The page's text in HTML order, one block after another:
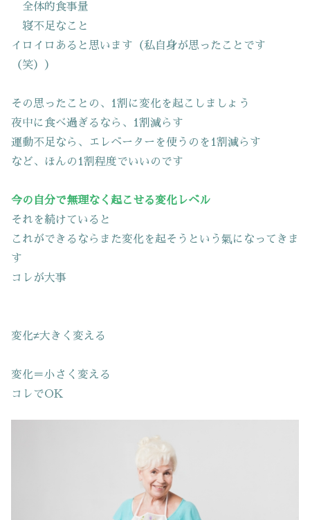
全体的食事量
寝不足なこと
イロイロあると思います（私自身が思ったことです
（笑））
その思ったことの、1割に変化を起こしましょう
夜中に食べ過ぎるなら、1割減らす
運動不足なら、エレベーターを使うのを1割減らす
など、ほんの1割程度でいいのです
今の自分で無理なく起こせる変化レベル
それを続けていると
これができるならまた変化を起そうという氣になってきま
す
コレが大事
変化≠大きく変える
変化＝小さく変える
コレでOK